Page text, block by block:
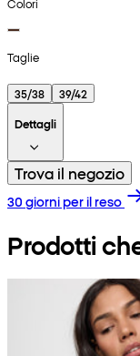
Taglie
35/38
39/42
Dettagli
Trova il negozio
30 giorni per il reso
Prodotti